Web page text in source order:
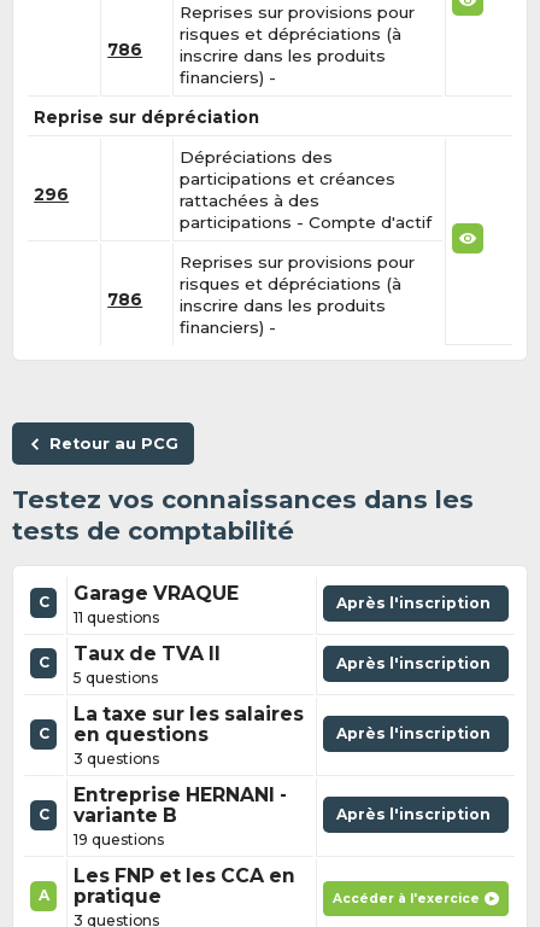
786
Reprises sur provisions pour
risques et dépréciations (à
inscrire dans les produits
financiers) -
Reprise sur dépréciation
296
Dépréciations des
participations et créances
rattachées à des
participations - Compte d'actif
786
Reprises sur provisions pour
risques et dépréciations (à
inscrire dans les produits
financiers) -
Retour au PCG
Testez vos connaissances dans les
tests de comptabilité
C Garage VRAQUE
11 questions
Après l'inscription
C Taux de TVA II
5 questions
Après l'inscription
C
La taxe sur les salaires
en questions
3 questions
Après l'inscription
C
Entreprise HERNANI -
variante B
19 questions
Après l'inscription
A
Les FNP et les CCA en
pratique
3 questions
Accéder à l'exercice